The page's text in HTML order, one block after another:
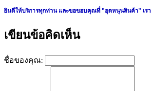
ยินดีให้บริการทุกท่าน และขอขอบคุณที่ "อุดหนุนสินค้า" เรา
เขียนข้อคิดเห็น
ชื่อของคุณ: